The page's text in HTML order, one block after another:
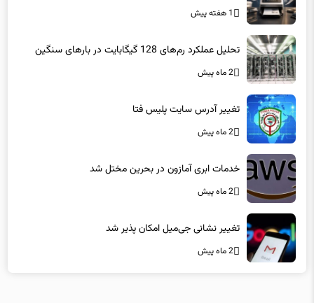
2 ماه پیش
2 ماه پیش
2 ماه پیش
2 ماه پیش